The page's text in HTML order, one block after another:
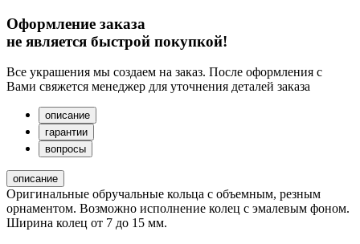
Оформление заказа
не является быстрой покупкой!
Все украшения мы создаем на заказ. После оформления с
Вами свяжется менеджер для уточнения деталей заказа
описание
гарантии
вопросы
описание
Оригинальные обручальные кольца с объемным, резным
орнаментом. Возможно исполнение колец с эмалевым фоном.
Ширина колец от 7 до 15 мм.